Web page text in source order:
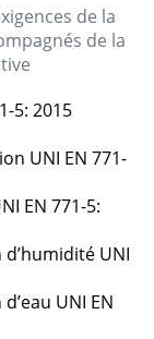
de la
de la
5: 2015
UNI EN 771-
EN 771-5:
d’humidité UNI
d’eau UNI EN